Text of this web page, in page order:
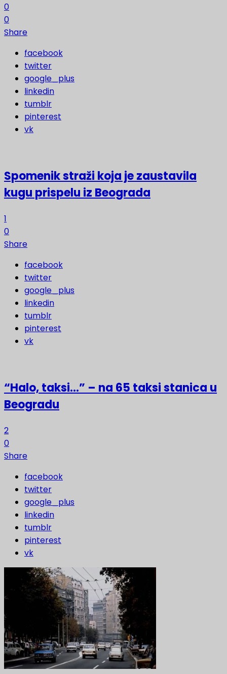
0
0
Share
facebook
twitter
google_plus
linkedin
tumblr
pinterest
vk
Spomenik straži koja je zaustavila
kugu prispelu iz Beograda
1
0
Share
facebook
twitter
google_plus
linkedin
tumblr
pinterest
vk
“Halo, taksi…” – na 65 taksi stanica u
Beogradu
2
0
Share
facebook
twitter
google_plus
linkedin
tumblr
pinterest
vk